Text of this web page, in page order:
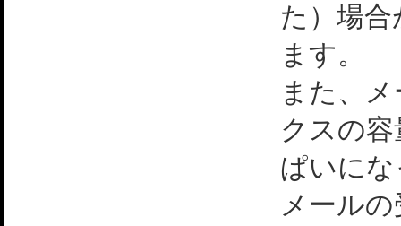
た）場
ます。
また、
クスの
ぱいに
メール